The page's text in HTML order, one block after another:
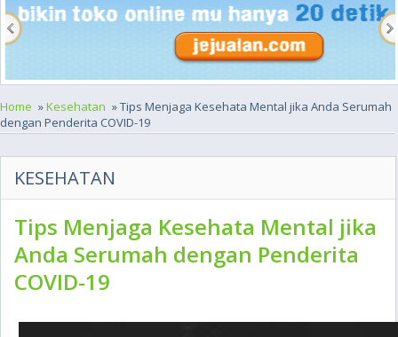
Home »Kesehatan » Tips Menjaga Kesehata Mental jika Anda Serumah
dengan Penderita COVID-19
KESEHATAN
Tips Menjaga Kesehata Mental jika
Anda Serumah dengan Penderita
COVID-19